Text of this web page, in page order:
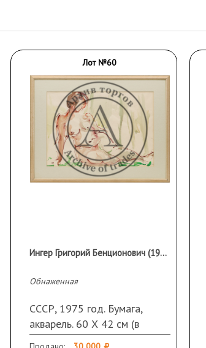
Лот №60
Ингер Григорий Бенционович (1910 - 1995 гг)
Обнаженная
СССР, 1975 год. Бумага,
акварель. 60 Х 42 см (в
свету). Подпись и дата